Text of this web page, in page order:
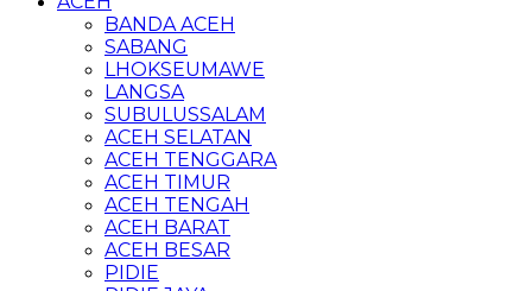
BANDA ACEH
SABANG
LHOKSEUMAWE
LANGSA
SUBULUSSALAM
ACEH SELATAN
ACEH TENGGARA
ACEH TIMUR
ACEH TENGAH
ACEH BARAT
ACEH BESAR
PIDIE